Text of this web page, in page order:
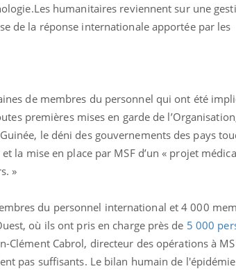
humanitaires reviennent sur une
de la réponse internationale apportée par les
de membres du personnel qui ont été
premières mises en garde de
le déni des gouvernements des pays
la mise en place par MSF d’un « projet
»
du personnel international et 4 000
où ils ont pris en charge près de 5 000
Clément Cabrol, directeur des opérations à
pas suffisants. Le bilan humain de
: un cas
chez un touriste